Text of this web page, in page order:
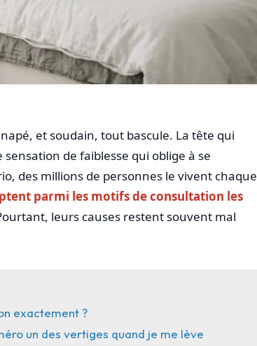
et soudain, tout bascule. La tête qui
de faiblesse qui oblige à se
des millions de personnes le vivent chaque
parmi les motifs de consultation les
leurs causes restent souvent mal
exactement ?
un des vertiges quand je me lève